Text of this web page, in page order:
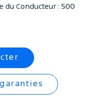
du Conducteur : 500